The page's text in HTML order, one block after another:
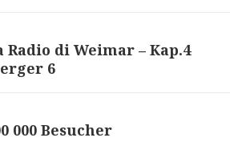
di Weimar – Kap.4
6
000 Besucher